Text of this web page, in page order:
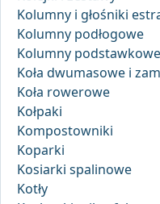
Kolumny i głośniki
Kolumny podłogowe
Kolumny podstawkowe
Koła dwumasowe i
Koła rowerowe
Kołpaki
Kompostowniki
Koparki
Kosiarki spalinowe
Kotły